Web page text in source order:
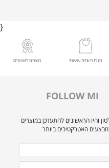
}
חנות רשמית שיאומי מוצרים מאושרים
FOLLOW MI
והיו הראשונים להתעדכן במוצרים
האטרקטיבים ביותר